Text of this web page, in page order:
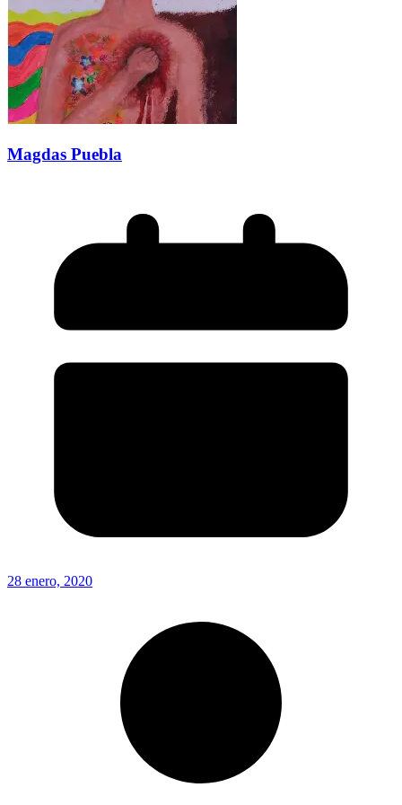
Magdas Puebla
28 enero, 2020